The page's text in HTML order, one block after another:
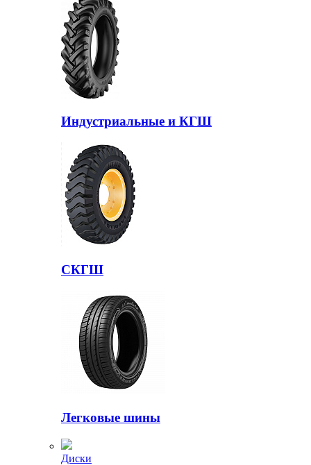
Индустриальные и КГШ
СКГШ
Легковые шины
Диски